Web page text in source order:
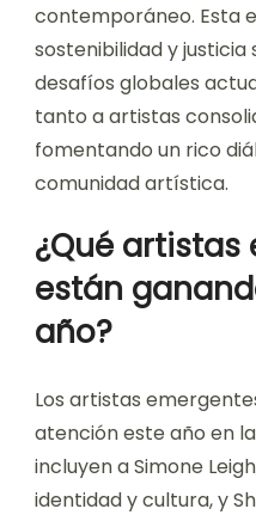
contemporáneo. Esta
sostenibilidad y justicia
desafíos globales
tanto a artistas
fomentando un rico
comunidad artística.
¿Qué artistas
están
año?
Los artistas
atención este año en
incluyen a Simone
identidad y cultura, y